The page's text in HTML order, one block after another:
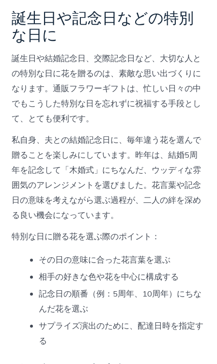
誕生日や記念日などの特別
な日に
誕生日や結婚記念日、交際記念日など、大切な人と
の特別な日に花を贈るのは、素敵な思い出づくりに
なります。通販フラワーギフトは、忙しい日々の中
でもこうした特別な日を忘れずに祝福する手段とし
て、とても便利です。
私自身、夫との結婚記念日に、毎年違う花を選んで
贈ることを楽しみにしています。昨年は、結婚5周
年を記念して「木婚式」にちなんだ、ウッディな雰
囲気のアレンジメントを選びました。花言葉や記念
日の意味を考えながら選ぶ過程が、二人の絆を深め
る良い機会になっています。
特別な日に贈る花を選ぶ際のポイント：
その日の意味に合った花言葉を選ぶ
相手の好きな色や花を中心に構成する
記念日の順番（例：5周年、10周年）にちな
んだ花を選ぶ
サプライズ演出のために、配達日時を指定す
る